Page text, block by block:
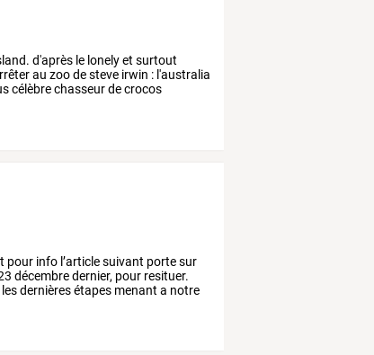
d'après le lonelyet surtout
au zoodesteve irwin : l'australia
célèbrechasseurdecrocos
pour info l’articlesuivant portesur
décembredernier, pour resituer.
lesdernièresétapes menant a notre